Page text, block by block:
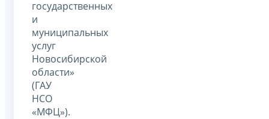
государственных
и
муниципальных
услуг
Новосибирской
области»
(ГАУ
НСО
«МФЦ»).